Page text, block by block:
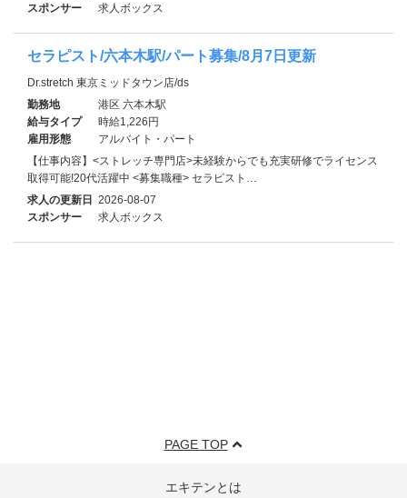
スポンサー
求人ボックス
セラピスト/六本木駅/パート募集/8月7日更新
Dr.stretch 東京ミッドタウン店/ds
勤務地
港区 六本木駅
給与タイプ
時給1,226円
雇用形態
アルバイト・パート
【仕事内容】<ストレッチ専門店>未経験からでも充実研修でライセンス
取得可能!20代活躍中 <募集職種> セラピスト…
求人の更新日 2026-08-07
スポンサー
求人ボックス
PAGE TOP
エキテンとは